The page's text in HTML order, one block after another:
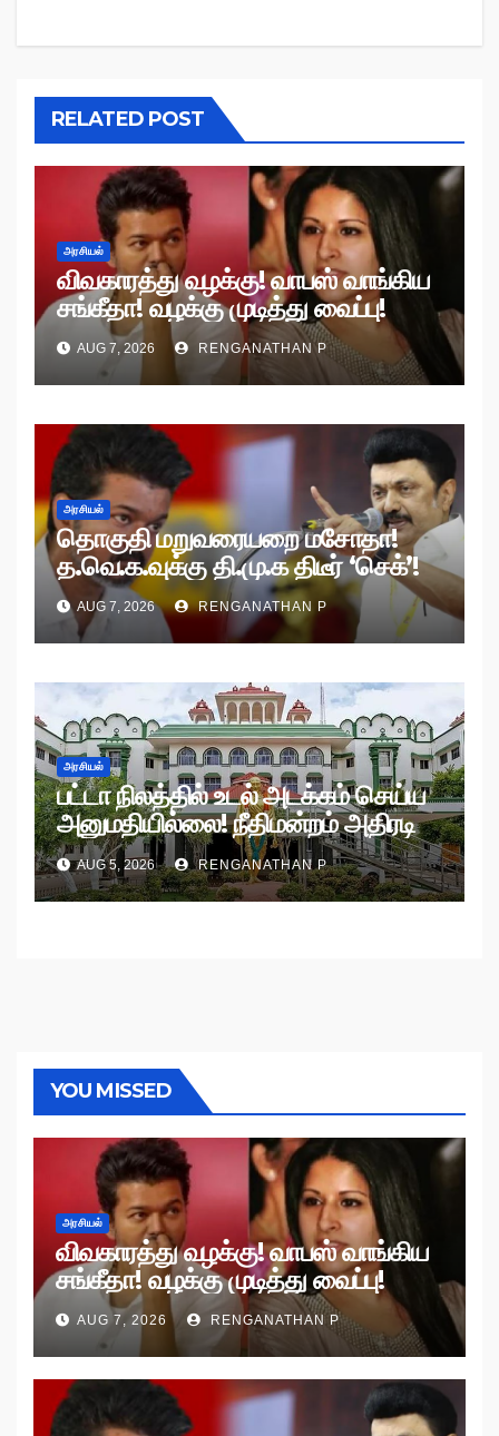
RELATED POST
அரசியல்
விவகாரத்து வழக்கு! வாபஸ் வாங்கிய
சங்கீதா! வழக்கு முடித்து வைப்பு!
AUG 7, 2026 RENGANATHAN P
அரசியல்
தொகுதி மறுவரையறை மசோதா!
த.வெ.க.வுக்கு தி.மு.க திடீர் ‘செக்’!
AUG 7, 2026 RENGANATHAN P
அரசியல்
பட்டா நிலத்தில் உடல் அடக்கம் செய்ய
அனுமதியில்லை! நீதிமன்றம் அதிரடி
உத்தரவு!
AUG 5, 2026 RENGANATHAN P
YOU MISSED
அரசியல்
விவகாரத்து வழக்கு! வாபஸ் வாங்கிய
சங்கீதா! வழக்கு முடித்து வைப்பு!
AUG 7, 2026 RENGANATHAN P